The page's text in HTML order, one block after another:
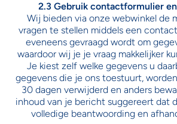
2.3 Gebruik contactformulier
Wij bieden via onze webwinkel de
vragen te stellen middels een
eveneens gevraagd wordt om
waardoor wij je je vraag makkelijker
Je kiest zelf welke gegevens u
gegevens die je ons toestuurt,
30 dagen verwijderd en anders
inhoud van je bericht suggereert dat
volledige beantwoording en